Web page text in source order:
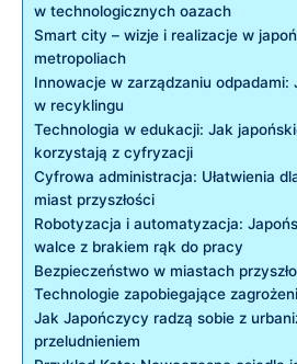
w technologicznych oazach
Smart city – wizje i realizacje w
metropoliach
Innowacje w zarządzaniu odpadami:
w recyklingu
Technologia w edukacji: Jak
korzystają z cyfryzacji
Cyfrowa administracja: Ułatwienia
miast przyszłości
Robotyzacja i automatyzacja:
walce z brakiem rąk do pracy
Bezpieczeństwo w miastach
Technologie zapobiegające
Jak Japończycy radzą sobie z
przeludnieniem